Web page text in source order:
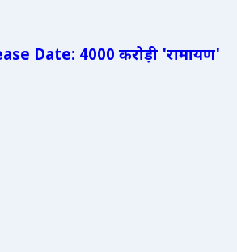
Date: 4000 करोड़ी 'रामायण'